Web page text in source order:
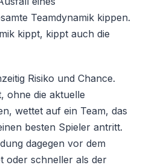
Teamdynamik kippen.
kippt, kippt auch die
Risiko und Chance.
ohne die aktuelle
wettet auf ein Team, das
besten Spieler antritt.
dagegen vor dem
oder schneller als der